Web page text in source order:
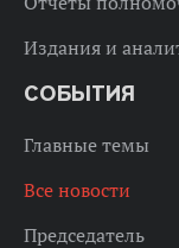
Издания и
СОБЫТИЯ
Главные темы
Все новости
Председатель